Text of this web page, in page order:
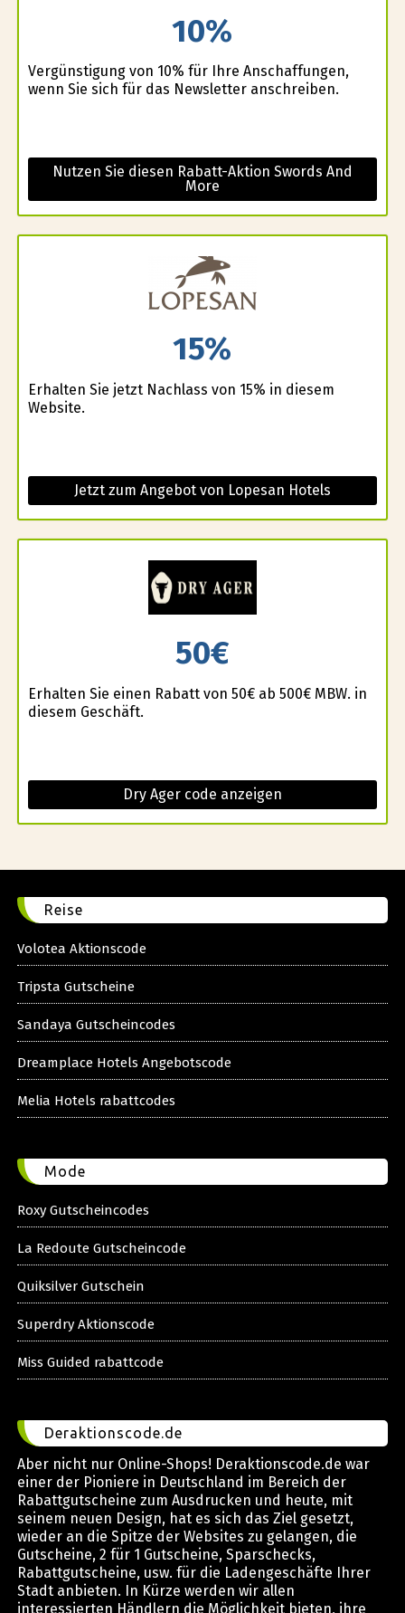
10%
Vergünstigung von 10% für Ihre Anschaffungen,
wenn Sie sich für das Newsletter anschreiben.
Nutzen Sie diesen Rabatt-Aktion Swords And
More
15%
Erhalten Sie jetzt Nachlass von 15% in diesem
Website.
Jetzt zum Angebot von Lopesan Hotels
50€
Erhalten Sie einen Rabatt von 50€ ab 500€ MBW. in
diesem Geschäft.
Dry Ager code anzeigen
Reise
Volotea Aktionscode
Tripsta Gutscheine
Sandaya Gutscheincodes
Dreamplace Hotels Angebotscode
Melia Hotels rabattcodes
Mode
Roxy Gutscheincodes
La Redoute Gutscheincode
Quiksilver Gutschein
Superdry Aktionscode
Miss Guided rabattcode
Deraktionscode.de
Aber nicht nur Online-Shops! Deraktionscode.de war
einer der Pioniere in Deutschland im Bereich der
Rabattgutscheine zum Ausdrucken und heute, mit
seinem neuen Design, hat es sich das Ziel gesetzt,
wieder an die Spitze der Websites zu gelangen, die
Gutscheine, 2 für 1 Gutscheine, Sparschecks,
Rabattgutscheine, usw. für die Ladengeschäfte Ihrer
Stadt anbieten. In Kürze werden wir allen
interessierten Händlern die Möglichkeit bieten, ihre